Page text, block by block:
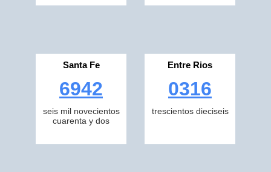
Santa Fe
6942
seis mil novecientos
cuarenta y dos
Entre Rios
0316
trescientos dieciseis